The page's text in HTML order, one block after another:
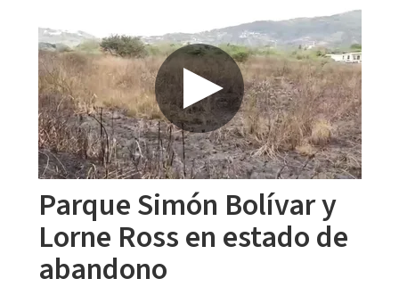
Parque Simón Bolívar y
Lorne Ross en estado de
abandono